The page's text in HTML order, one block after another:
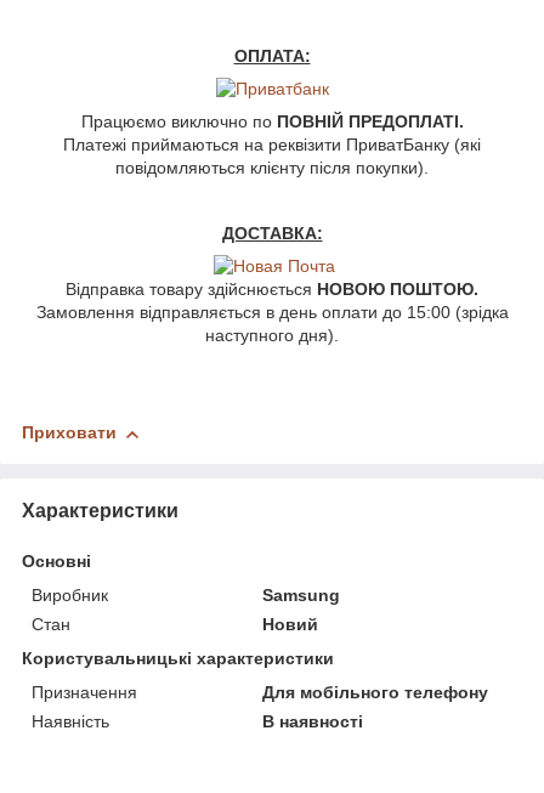
ОПЛАТА:
Працюємо виключно по ПОВНІЙ ПРЕДОПЛАТІ.
Платежі приймаються на реквізити ПриватБанку (які
повідомляються клієнту після покупки).
ДОСТАВКА:
Відправка товару здійснюється НОВОЮ ПОШТОЮ.
Замовлення відправляється в день оплати до 15:00 (зрідка
наступного дня).
Приховати
Характеристики
Основні
Виробник
Samsung
Стан
Новий
Користувальницькі характеристики
Призначення
Для мобільного телефону
Наявність
В наявності